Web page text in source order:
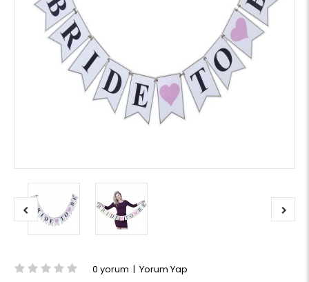
0 yorum | Yorum Yap